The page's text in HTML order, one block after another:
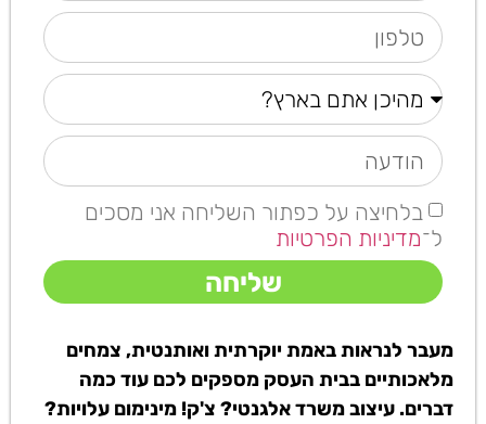
בלחיצה על כפתור השליחה אני מסכים
ל־מדיניות הפרטיות
שליחה
מעבר לנראות באמת יוקרתית ואותנטית, צמחים
מלאכותיים בבית העסק מספקים לכם עוד כמה
דברים. עיצוב משרד אלגנטי? צ'ק! מינימום עלויות?